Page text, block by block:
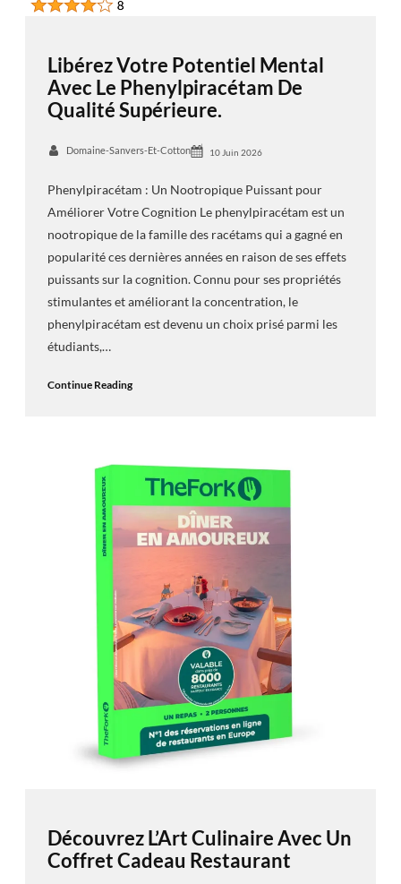
Libérez Votre Potentiel Mental
Avec Le Phenylpiracétam De
Qualité Supérieure.
Domaine-Sanvers-Et-Cotton 10 Juin 2026
Phenylpiracétam : Un Nootropique Puissant pour
Améliorer Votre Cognition Le phenylpiracétam est un
nootropique de la famille des racétams qui a gagné en
popularité ces dernières années en raison de ses effets
puissants sur la cognition. Connu pour ses propriétés
stimulantes et améliorant la concentration, le
phenylpiracétam est devenu un choix prisé parmi les
étudiants,…
Continue Reading
Découvrez L’Art Culinaire Avec Un
Coffret Cadeau Restaurant